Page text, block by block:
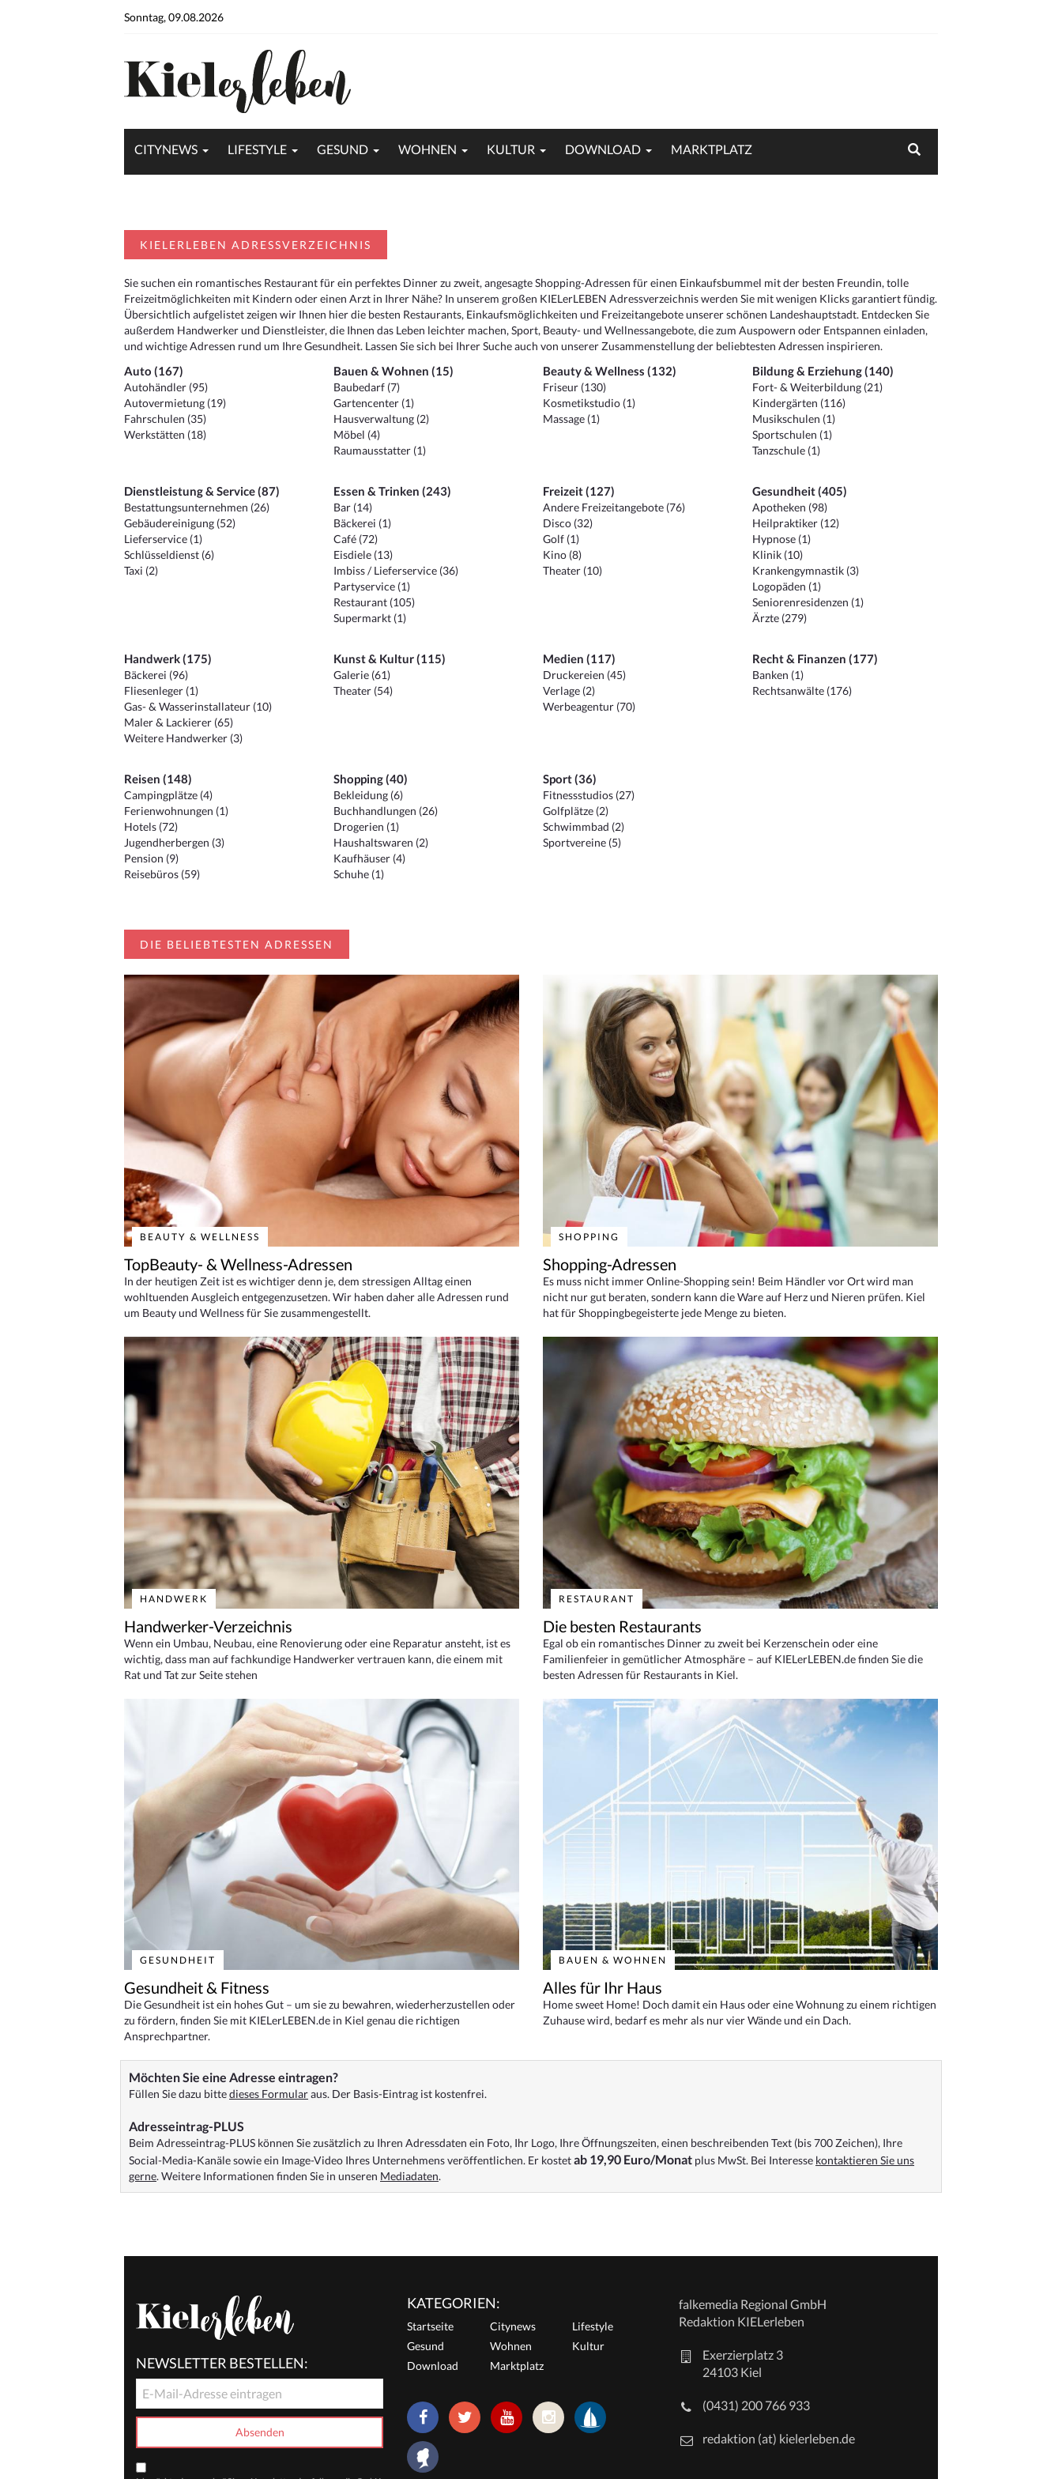
Sonntag, 09.08.2026
CITYNEWS LIFESTYLE GESUND WOHNEN KULTUR DOWNLOAD MARKTPLATZ
KIELERLEBEN ADRESSVERZEICHNIS
Sie suchen ein romantisches Restaurant für ein perfektes Dinner zu zweit, angesagte Shopping-Adressen für einen Einkaufsbummel mit der besten Freundin, tolle
Freizeitmöglichkeiten mit Kindern oder einen Arzt in Ihrer Nähe? In unserem großen KIELerLEBEN Adressverzeichnis werden Sie mit wenigen Klicks garantiert fündig.
Übersichtlich aufgelistet zeigen wir Ihnen hier die besten Restaurants, Einkaufsmöglichkeiten und Freizeitangebote unserer schönen Landeshauptstadt. Entdecken Sie
außerdem Handwerker und Dienstleister, die Ihnen das Leben leichter machen, Sport, Beauty- und Wellnessangebote, die zum Auspowern oder Entspannen einladen,
und wichtige Adressen rund um Ihre Gesundheit. Lassen Sie sich bei Ihrer Suche auch von unserer Zusammenstellung der beliebtesten Adressen inspirieren.
Auto (167)
Autohändler (95)
Autovermietung (19)
Fahrschulen (35)
Werkstätten (18)
Bauen & Wohnen (15)
Baubedarf (7)
Gartencenter (1)
Hausverwaltung (2)
Möbel (4)
Raumausstatter (1)
Beauty & Wellness (132)
Friseur (130)
Kosmetikstudio (1)
Massage (1)
Bildung & Erziehung (140)
Fort- & Weiterbildung (21)
Kindergärten (116)
Musikschulen (1)
Sportschulen (1)
Tanzschule (1)
Dienstleistung & Service (87)
Bestattungsunternehmen (26)
Gebäudereinigung (52)
Lieferservice (1)
Schlüsseldienst (6)
Taxi (2)
Essen & Trinken (243)
Bar (14)
Bäckerei (1)
Café (72)
Eisdiele (13)
Imbiss / Lieferservice (36)
Partyservice (1)
Restaurant (105)
Supermarkt (1)
Freizeit (127)
Andere Freizeitangebote (76)
Disco (32)
Golf (1)
Kino (8)
Theater (10)
Gesundheit (405)
Apotheken (98)
Heilpraktiker (12)
Hypnose (1)
Klinik (10)
Krankengymnastik (3)
Logopäden (1)
Seniorenresidenzen (1)
Ärzte (279)
Handwerk (175)
Bäckerei (96)
Fliesenleger (1)
Gas- & Wasserinstallateur (10)
Maler & Lackierer (65)
Weitere Handwerker (3)
Kunst & Kultur (115)
Galerie (61)
Theater (54)
Medien (117)
Druckereien (45)
Verlage (2)
Werbeagentur (70)
Recht & Finanzen (177)
Banken (1)
Rechtsanwälte (176)
Reisen (148)
Campingplätze (4)
Ferienwohnungen (1)
Hotels (72)
Jugendherbergen (3)
Pension (9)
Reisebüros (59)
Shopping (40)
Bekleidung (6)
Buchhandlungen (26)
Drogerien (1)
Haushaltswaren (2)
Kaufhäuser (4)
Schuhe (1)
Sport (36)
Fitnessstudios (27)
Golfplätze (2)
Schwimmbad (2)
Sportvereine (5)
DIE BELIEBTESTEN ADRESSEN
BEAUTY & WELLNESS
TopBeauty- & Wellness-Adressen
In der heutigen Zeit ist es wichtiger denn je, dem stressigen Alltag einen
wohltuenden Ausgleich entgegenzusetzen. Wir haben daher alle Adressen rund
um Beauty und Wellness für Sie zusammengestellt.
SHOPPING
Shopping-Adressen
Es muss nicht immer Online-Shopping sein! Beim Händler vor Ort wird man
nicht nur gut beraten, sondern kann die Ware auf Herz und Nieren prüfen. Kiel
hat für Shoppingbegeisterte jede Menge zu bieten.
HANDWERK
Handwerker-Verzeichnis
Wenn ein Umbau, Neubau, eine Renovierung oder eine Reparatur ansteht, ist es
wichtig, dass man auf fachkundige Handwerker vertrauen kann, die einem mit
Rat und Tat zur Seite stehen
RESTAURANT
Die besten Restaurants
Egal ob ein romantisches Dinner zu zweit bei Kerzenschein oder eine
Familienfeier in gemütlicher Atmosphäre – auf KIELerLEBEN.de finden Sie die
besten Adressen für Restaurants in Kiel.
GESUNDHEIT
Gesundheit & Fitness
Die Gesundheit ist ein hohes Gut – um sie zu bewahren, wiederherzustellen oder
zu fördern, finden Sie mit KIELerLEBEN.de in Kiel genau die richtigen
Ansprechpartner.
BAUEN & WOHNEN
Alles für Ihr Haus
Home sweet Home! Doch damit ein Haus oder eine Wohnung zu einem richtigen
Zuhause wird, bedarf es mehr als nur vier Wände und ein Dach.
Möchten Sie eine Adresse eintragen?
Füllen Sie dazu bittedieses Formularaus. Der Basis-Eintrag ist kostenfrei.
Adresseintrag-PLUS
Beim Adresseintrag-PLUS können Sie zusätzlich zu Ihren Adressdaten ein Foto, Ihr Logo, Ihre Öffnungszeiten, einen beschreibenden Text (bis 700 Zeichen), Ihre
Social-Media-Kanäle sowie ein Image-Video Ihres Unternehmens veröffentlichen. Er kostetab 19,90 Euro/Monat plus MwSt. Bei Interesse kontaktieren Sie uns
gerne. Weitere Informationen finden Sie in unseren Mediadaten.
NEWSLETTER BESTELLEN:
KATEGORIEN:
Startseite Citynews
Lifestyle
Gesund
Wohnen
Kultur
Download
Marktplatz
falkemedia Regional GmbH
Redaktion KIELerleben
Exerzierplatz 3
24103 Kiel
(0431) 200 766 933
redaktion (at) kielerleben.de